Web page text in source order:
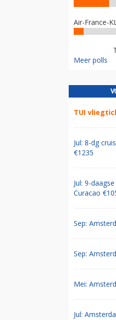
Air-France-
Meer polls
TUI
Jul: 8-dg
€1235
Jul: 9-
Curacao
Sep:
Sep:
Mei:
Jul: